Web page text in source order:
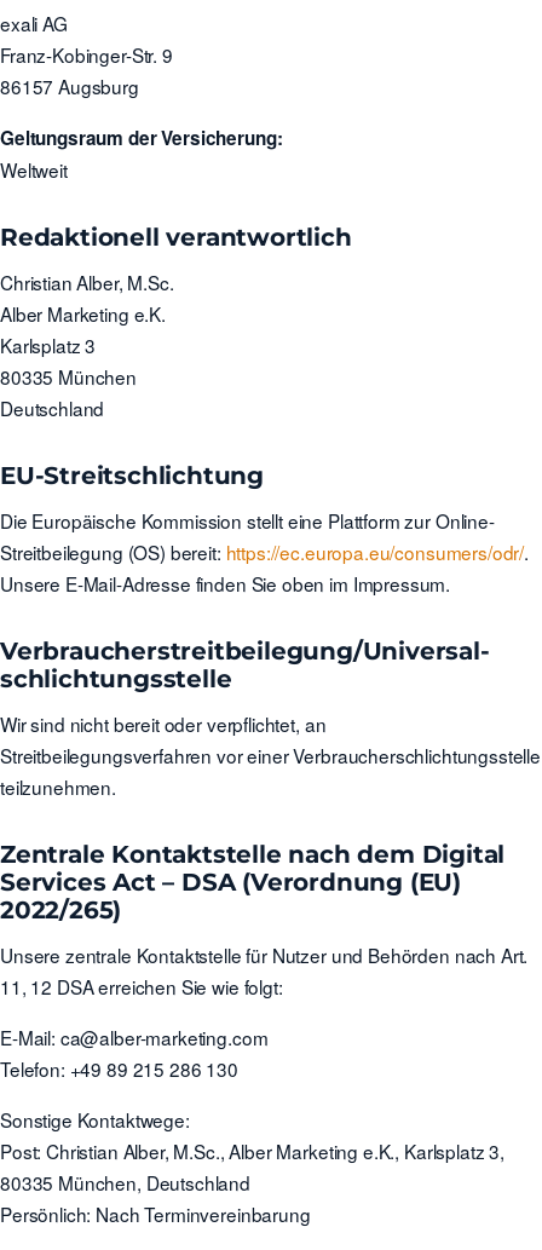
exali AG
Franz-Kobinger-Str. 9
86157 Augsburg
Geltungsraum der Versicherung:
Weltweit
Redaktionell verantwortlich
Christian Alber, M.Sc.
Alber Marketing e.K.
Karlsplatz 3
80335 München
Deutschland
EU-Streitschlichtung
Die Europäische Kommission stellt eine Plattform zur Online-
Streitbeilegung (OS) bereit: https://ec.europa.eu/consumers/odr/.
Unsere E-Mail-Adresse finden Sie oben im Impressum.
Verbraucher­streit­beilegung/Universal­
schlichtungs­stelle
Wir sind nicht bereit oder verpflichtet, an
Streitbeilegungsverfahren vor einer Verbraucherschlichtungsstelle
teilzunehmen.
Zentrale Kontaktstelle nach dem Digital
Services Act – DSA (Verordnung (EU)
2022/265)
Unsere zentrale Kontaktstelle für Nutzer und Behörden nach Art.
11, 12 DSA erreichen Sie wie folgt:
E-Mail: ca@alber-marketing.com
Telefon: +49 89 215 286 130
Sonstige Kontaktwege:
Post: Christian Alber, M.Sc., Alber Marketing e.K., Karlsplatz 3,
80335 München, Deutschland
Persönlich: Nach Terminvereinbarung